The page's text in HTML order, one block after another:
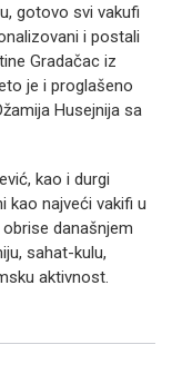
gotovo svi vakufi
i postali
Gradačac iz
je i proglašeno
Husejnija sa
kao i durgi
kao najveći vakifi u
današnjem
sahat-kulu,
aktivnost.